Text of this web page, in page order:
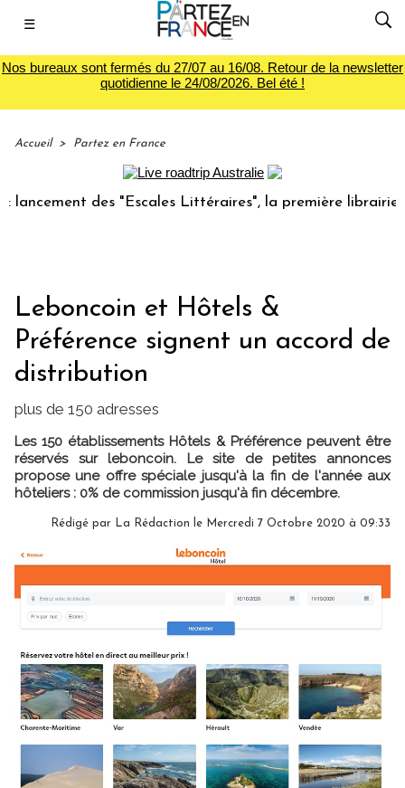
☰
Nos bureaux sont fermés du 27/07 au 16/08. Retour de la newsletter
quotidienne le 24/08/2026. Bel été !
Accueil > Partez en France
des "Escales Littéraires", la première librairie du
Leboncoin et Hôtels &
Préférence signent un accord de
distribution
plus de 150 adresses
Les 150 établissements Hôtels & Préférence peuvent être
réservés sur leboncoin. Le site de petites annonces
propose une offre spéciale jusqu'à la fin de l'année aux
hôteliers : 0% de commission jusqu'à fin décembre.
Rédigé par La Rédaction le Mercredi 7 Octobre 2020 à 09:33